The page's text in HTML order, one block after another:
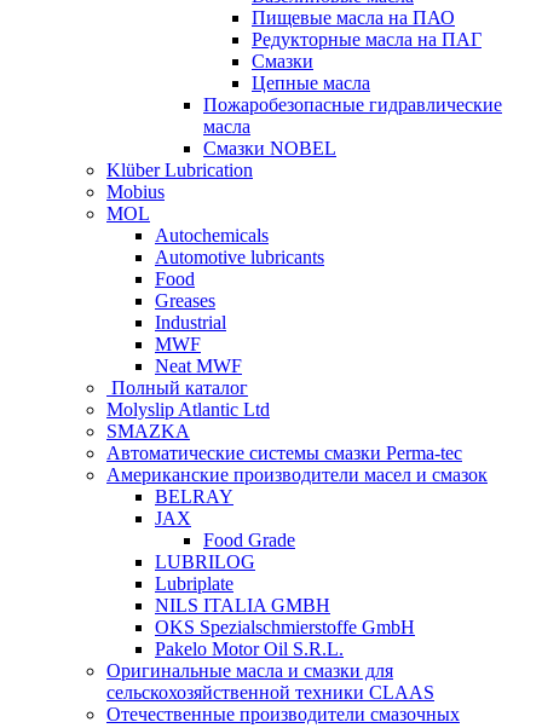
Пищевые масла на ПАО
Редукторные масла на ПАГ
Смазки
Цепные масла
Пожаробезопасные гидравлические
масла
Смазки NOBEL
Klüber Lubrication
Mobius
MOL
Autochemicals
Automotive lubricants
Food
Greases
Industrial
MWF
Neat MWF
Полный каталог
Molyslip Atlantic Ltd
SMAZKA
Автоматические системы смазки Perma-tec
Американские производители масел и смазок
BELRAY
JAX
Food Grade
LUBRILOG
Lubriplate
NILS ITALIA GMBH
OKS Spezialschmierstoffe GmbH
Pakelo Motor Oil S.R.L.
Оригинальные масла и смазки для
сельскохозяйственной техники CLAAS
Отечественные производители смазочных